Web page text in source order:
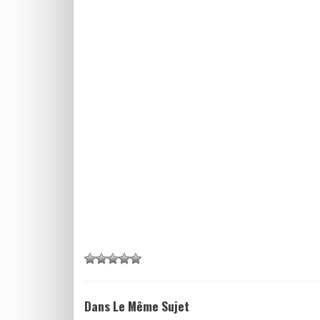
Dans Le Même Sujet